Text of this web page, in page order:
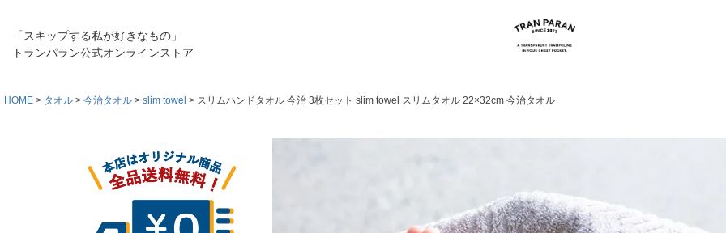
「スキップする私が好きなもの」
トランパラン公式オンラインストア
HOME タオル 今治タオル slim towel スリムハンドタオル 今治 3枚セット slim towel スリムタオル 22×32cm 今治タオル